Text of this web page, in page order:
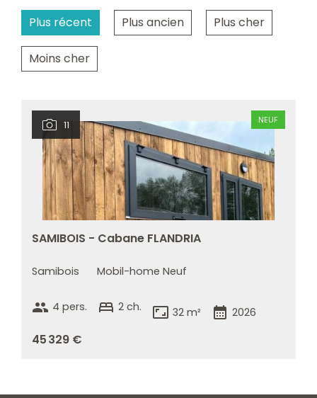
Plus récent Plus ancien Plus cher
Moins cher
11 NEUF
SAMIBOIS - Cabane FLANDRIA
Samibois Mobil-home Neuf
group 4 pers. bed 2 ch. aspect_ratio 32 m² calendar_month 2026
45 329 €